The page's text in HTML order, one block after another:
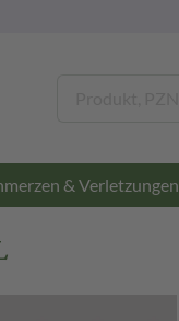
& Verletzungen